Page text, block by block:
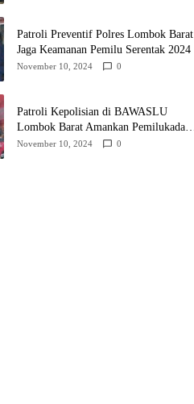
Patroli Preventif Polres Lombok Barat
Jaga Keamanan Pemilu Serentak 2024
November 10, 2024 0
Patroli Kepolisian di BAWASLU
Lombok Barat Amankan Pemilukada
2024
November 10, 2024 0